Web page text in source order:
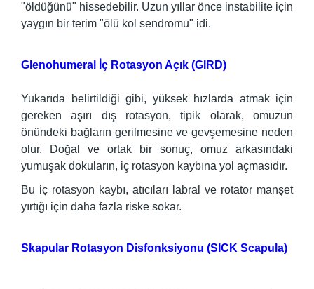
"öldüğünü" hissedebilir. Uzun yıllar önce instabilite için
yaygın bir terim "ölü kol sendromu" idi.
Glenohumeral İç Rotasyon Açık (GIRD)
Yukarıda belirtildiği gibi, yüksek hızlarda atmak için
gereken aşırı dış rotasyon, tipik olarak, omuzun
önündeki bağların gerilmesine ve gevşemesine neden
olur. Doğal ve ortak bir sonuç, omuz arkasındaki
yumuşak dokuların, iç rotasyon kaybına yol açmasıdır.
Bu iç rotasyon kaybı, atıcıları labral ve rotator manşet
yırtığı için daha fazla riske sokar.
Skapular Rotasyon Disfonksiyonu (SICK Scapula)